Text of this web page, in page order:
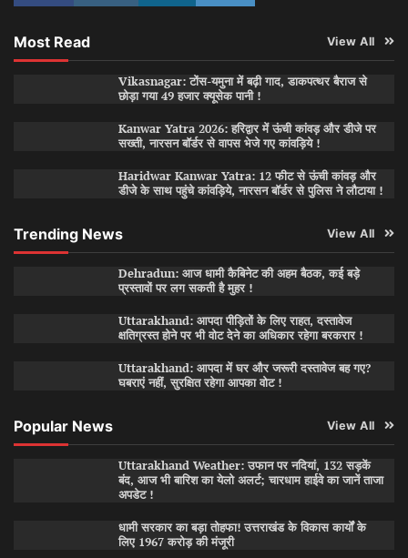
Most Read View All
Vikasnagar: टोंस-यमुना में बढ़ी गाद, डाकपत्थर बैराज से
छोड़ा गया 49 हजार क्यूसेक पानी !
Kanwar Yatra 2026: हरिद्वार में ऊंची कांवड़ और डीजे पर
सख्ती, नारसन बॉर्डर से वापस भेजे गए कांवड़िये !
Haridwar Kanwar Yatra: 12 फीट से ऊंची कांवड़ और
डीजे के साथ पहुंचे कांवड़िये, नारसन बॉर्डर से पुलिस ने लौटाया !
Trending News View All
Dehradun: आज धामी कैबिनेट की अहम बैठक, कई बड़े
प्रस्तावों पर लग सकती है मुहर !
Uttarakhand: आपदा पीड़ितों के लिए राहत, दस्तावेज
क्षतिग्रस्त होने पर भी वोट देने का अधिकार रहेगा बरकरार !
Uttarakhand: आपदा में घर और जरूरी दस्तावेज बह गए?
घबराएं नहीं, सुरक्षित रहेगा आपका वोट !
Popular News View All
Uttarakhand Weather: उफान पर नदियां, 132 सड़कें
बंद, आज भी बारिश का येलो अलर्ट; चारधाम हाईवे का जानें ताजा
अपडेट !
धामी सरकार का बड़ा तोहफा! उत्तराखंड के विकास कार्यों के
लिए 1967 करोड़ की मंजूरी